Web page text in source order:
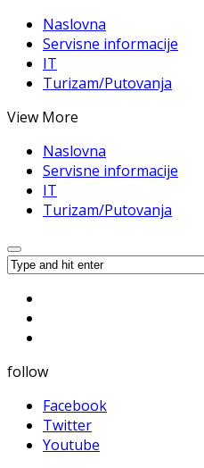
Naslovna
Servisne informacije
IT
Turizam/Putovanja
View More
Naslovna
Servisne informacije
IT
Turizam/Putovanja
follow
Facebook
Twitter
Youtube